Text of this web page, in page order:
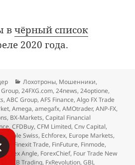
вчёрный список
2020 года.
Рубрики
Лохотроны, Мошенники,
Group,24FXG.com,24news,24optione,
,ABC Group,AFS Finance,Algo FX Trade
,Amega,amegafx,AMOtrader,ANP-FX,
, BX-Markets,Capital Financial
,CFDBuy,CFM Limited,Cnv Capital,
Swiss, Echforex, Europe Markets,
Finexit Trade, FinFuture, Finmode,
,Forex Angle, ForexChief, Four Trade New
FXB Trading, FxRevolution,GBL